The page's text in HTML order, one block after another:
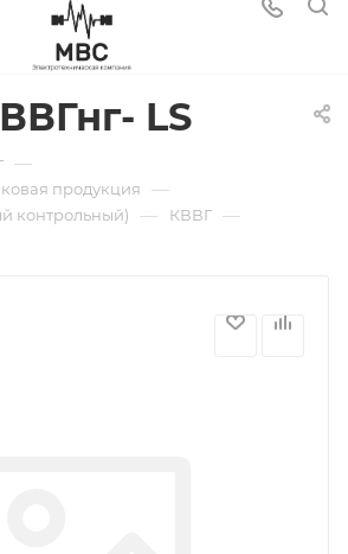
LS
—
продукция —
контрольный) — КВВГ —